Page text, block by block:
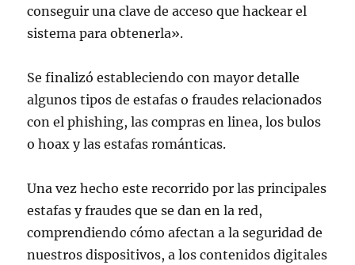
conseguir una clave de acceso que hackear el
sistema para obtenerla».
Se finalizó estableciendo con mayor detalle
algunos tipos de estafas o fraudes relacionados
con el phishing, las compras en linea, los bulos
o hoax y las estafas románticas.
Una vez hecho este recorrido por las principales
estafas y fraudes que se dan en la red,
comprendiendo cómo afectan a la seguridad de
nuestros dispositivos, a los contenidos digitales